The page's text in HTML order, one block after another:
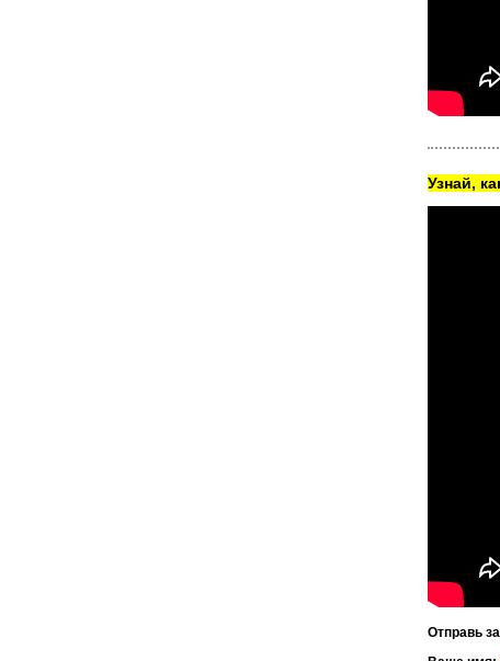
Узнай,
Отправь